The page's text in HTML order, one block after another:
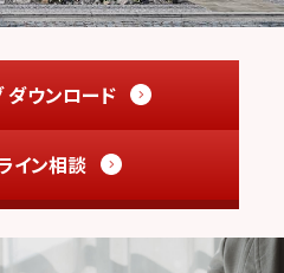
ダウンロード
イン相談